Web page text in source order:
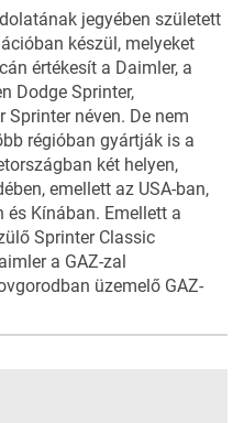
jegyében született
készül, melyeket
értékesít a Daimler, a
Dodge Sprinter,
néven. De nem
régióban gyártják is a
két helyen,
emellett az USA-ban,
és Kínában. Emellett a
Sprinter Classic
a GAZ-zal
üzemelő GAZ-